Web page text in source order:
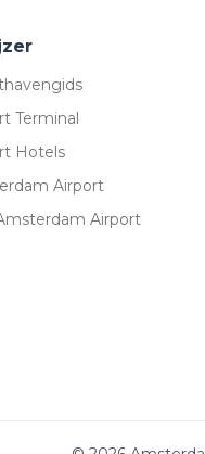
Terminal
Hotels
Airport
Airport